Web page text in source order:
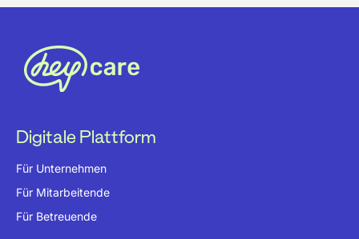
Digitale Plattform
Für Unternehmen
Für Mitarbeitende
Für Betreuende